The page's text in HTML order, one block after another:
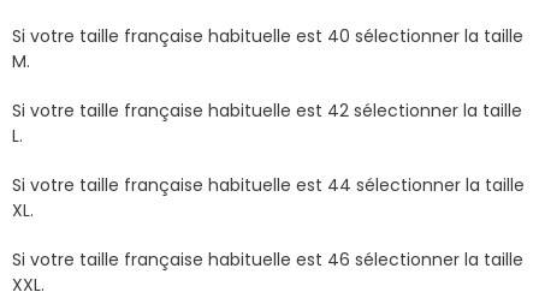
Si votre taille française habituelle est 40 sélectionner la taille
M.
Si votre taille française habituelle est 42 sélectionner la taille
L.
Si votre taille française habituelle est 44 sélectionner la taille
XL.
Si votre taille française habituelle est 46 sélectionner la taille
XXL.